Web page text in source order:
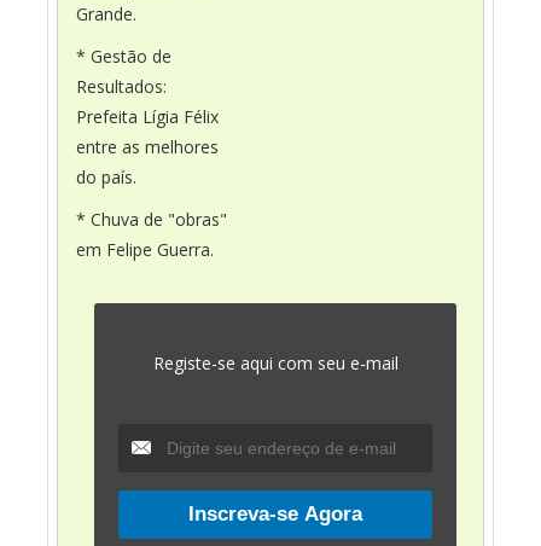
Grande.
* Gestão de
Resultados:
Prefeita Lígia Félix
entre as melhores
do país.
* Chuva de "obras"
em Felipe Guerra.
Registe-se aqui com seu e-mail